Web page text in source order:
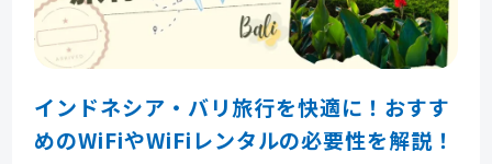
インドネシア・バリ旅行を快適に！おすす
めのWiFiやWiFiレンタルの必要性を解説！